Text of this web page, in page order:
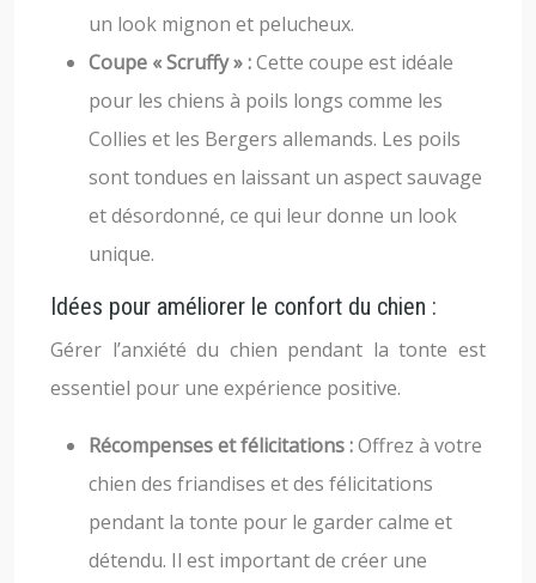
un look mignon et pelucheux.
Coupe « Scruffy » :Cette coupe est idéale
pour les chiens à poils longs comme les
Collies et les Bergers allemands. Les poils
sont tondues en laissant un aspect sauvage
et désordonné, ce qui leur donne un look
unique.
Idées pour améliorer le confort du chien :
Gérer l’anxiété du chien pendant la tonte est
essentiel pour une expérience positive.
Récompenses et félicitations :Offrez à votre
chien des friandises et des félicitations
pendant la tonte pour le garder calme et
détendu. Il est important de créer une